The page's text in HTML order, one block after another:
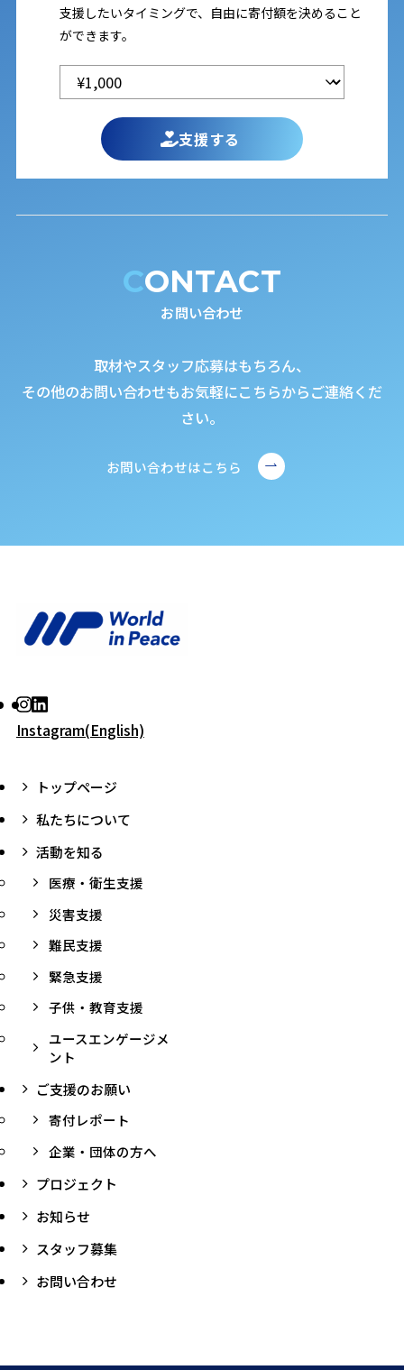
支援したいタイミングで、自由に寄付額を決めること
ができます。
支援する
CONTACT
お問い合わせ
取材やスタッフ応募はもちろん、
その他のお問い合わせもお気軽にこちらからご連絡くだ
さい。
お問い合わせはこちら
Instagram(English)
トップページ
私たちについて
活動を知る
医療・衛生支援
災害支援
難民支援
緊急支援
子供・教育支援
ユースエンゲージメ
ント
ご支援のお願い
寄付レポート
企業・団体の方へ
プロジェクト
お知らせ
スタッフ募集
お問い合わせ